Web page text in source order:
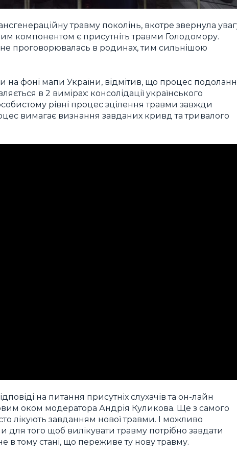
травму поколінь, вкотре звернула
компонентом є присутніть травми Голодомору.
проговорювалась в родинах, тим сильнішою
на фоні мапи України, відмітив, що процес
в 2 вимірах: консолідації українського
рівні процес зцілення травми завжди
вимагає визнання завданих кривд та тривалого
на питання присутніх слухачів та он-лайн
оком модератора Андрія Куликова. Ще з самого
лікують завданням нової травми. І можливо
для того щоб вилікувати травму потрібно завдати
в тому стані, що переживе ту нову травму.